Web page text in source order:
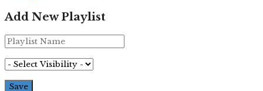
Add New Playlist